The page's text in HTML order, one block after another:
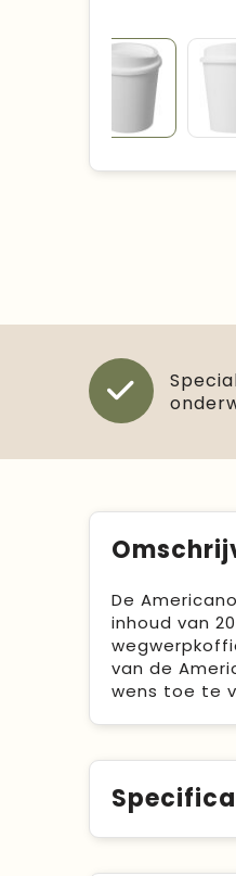
De
inhoud van
van de
wens toe te